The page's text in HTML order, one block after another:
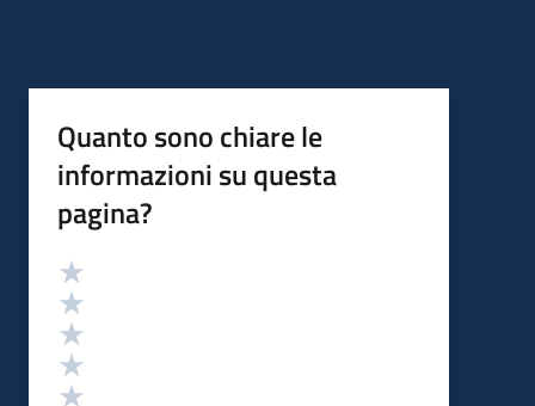
Quanto sono chiare le
informazioni su questa
pagina?
Valutazione